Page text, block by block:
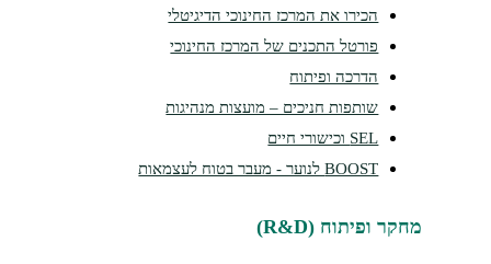
הכירו את המרכז החינוכי הדיגיטלי
פורטל התכנים של המרכז החינוכי
הדרכה ופיתוח
שותפות חניכים – מועצות מנהיגות
SEL וכישורי חיים
BOOST לנוער - מעבר בטוח לעצמאות
מחקר ופיתוח (R&D)